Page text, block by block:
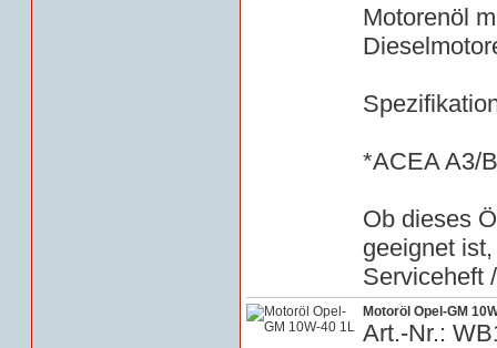
Motorenöl
*ACEA A3/
Ob dieses
geeignet
Serviceheft
Motoröl Opel-GM
Art.-Nr.: